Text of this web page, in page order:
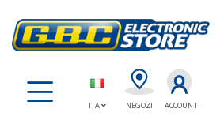
ITA NEGOZI ACCOUNT